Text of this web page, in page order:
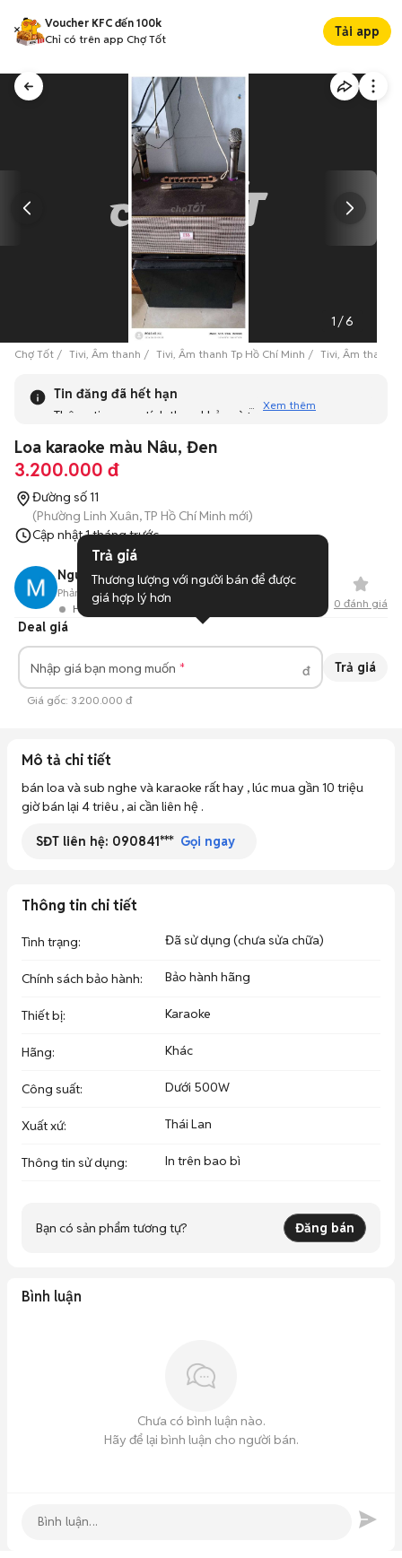
Voucher KFC đến 100k
Chỉ có trên app Chợ Tốt
Tải app
1 /6
Chợ Tốt Tivi, Âm thanh Tivi, Âm thanh Tp Hồ Chí Minh Tivi, Âm thanh
Tin đăng đã hết hạn
Thông tin mang tính tham khảo và bạn không thể liên hệ
tương tự khác dưới đây nhé!
Xem thêm
Loa karaoke màu Nâu, Đen
3.200.000 đ
Đường số 11
(Phường Linh Xuân, TP Hồ Chí Minh mới)
Cập nhật1 tháng trước
Nguyên
Hoạt động 2 ngày trước
Phản hồi: 87%2Đã bán
0 đánh giá
Deal giá
Nhập giá bạn mong muốn đ Trả giá
Giá gốc: 3.200.000 đ
Mô tả chi tiết
bán loa và sub nghe và karaoke rất hay , lúc mua gần 10 triệu
giờ bán lại 4 triêu , ai cần liên hệ .
SĐT liên hệ: 090841*** Gọi ngay
Thông tin chi tiết
Tình trạng: Đã sử dụng (chưa sửa chữa)
Chính sách bảo hành: Bảo hành hãng
Thiết bị: Karaoke
Hãng: Khác
Công suất: Dưới 500W
Xuất xứ: Thái Lan
Thông tin sử dụng: In trên bao bì
Bạn có sản phẩm tương tự? Đăng bán
Bình luận
Chưa có bình luận nào.
Hãy để lại bình luận cho người bán.
Trả giá
Thương lượng với người bán để được
giá hợp lý hơn